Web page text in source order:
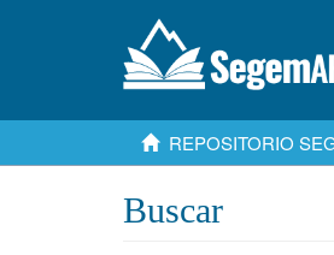
REPOSITORIO
Buscar